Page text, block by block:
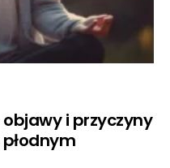
i przyczyny